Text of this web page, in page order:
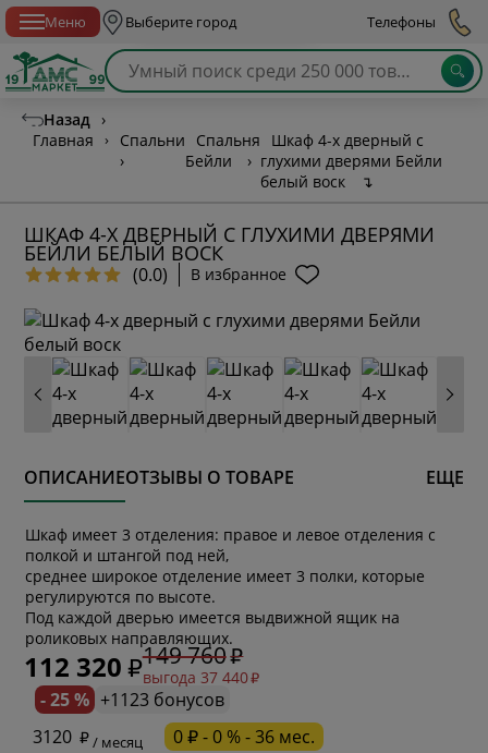
Меню Выберите город Телефоны
Назад ›
Главная
›
Спальни
›
Спальня
Бейли
›
Шкаф 4-х дверный с
глухими дверями Бейли
белый воск
↴
ШКАФ 4-Х ДВЕРНЫЙ С ГЛУХИМИ ДВЕРЯМИ
БЕЙЛИ БЕЛЫЙ ВОСК
(0.0) В избранное
ОПИСАНИЕОТЗЫВЫ О ТОВАРЕ ЕЩЕ
Шкаф имеет 3 отделения: правое и левое отделения с
полкой и штангой под ней,
среднее широкое отделение имеет 3 полки, которые
регулируются по высоте.
Под каждой дверью имеется выдвижной ящик на
роликовых направляющих.
112 320 149 760
выгода 37 440
- 25 % +1123 бонусов
3120
/ месяц 0 ₽ - 0 % - 36 мес.
* обязательное поле
* необязательное поле